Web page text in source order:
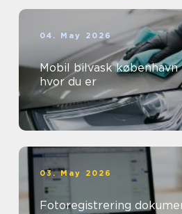
04. May 2026
Mobil bilvask københavn nem bilpleje,
hvor du er
03. May 2026
Fotoregistrering dokumentation, der